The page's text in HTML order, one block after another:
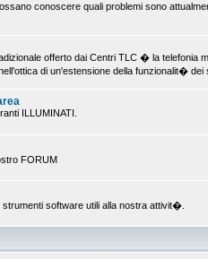
conoscere quali problemi sono
offerto dai Centri TLC � la telefonia
di un'estensione della funzionalit�
ILLUMINATI.
FORUM
software utili alla nostra attivit�.